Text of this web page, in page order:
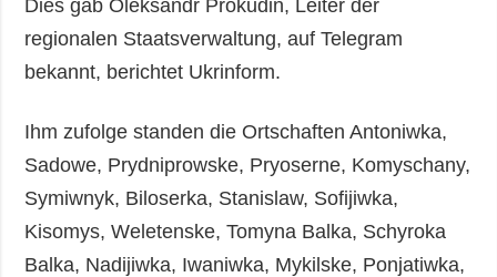
Dies gab Oleksandr Prokudin, Leiter der
regionalen Staatsverwaltung, auf Telegram
bekannt, berichtet Ukrinform.
Ihm zufolge standen die Ortschaften Antoniwka,
Sadowe, Prydniprowske, Pryoserne, Komyschany,
Symiwnyk, Biloserka, Stanislaw, Sofijiwka,
Kisomys, Weletenske, Tomyna Balka, Schyroka
Balka, Nadijiwka, Iwaniwka, Mykilske, Ponjatiwka,